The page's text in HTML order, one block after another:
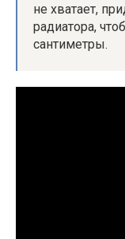
не хватает,
радиатора,
сантиметры.